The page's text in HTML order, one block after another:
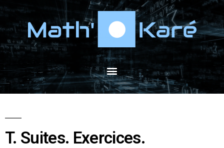
T. Suites. Exercices.